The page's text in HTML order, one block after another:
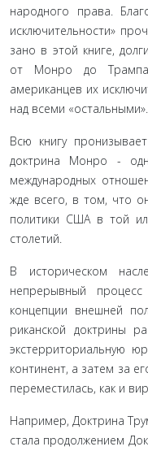
народного права.
исключительности»
зано в этой книге,
от Монро до
американ­цев их
над всеми «остальными».
Всю книгу
доктрина Монро -
международных
жде всего, в том, что
политики США в той
столетий.
В историческом
непрерывный
концепции внешней
риканской доктрины
экстерриториальную
континент, а затем за
переместилась, как и
Например, Доктрина
стала продолжением